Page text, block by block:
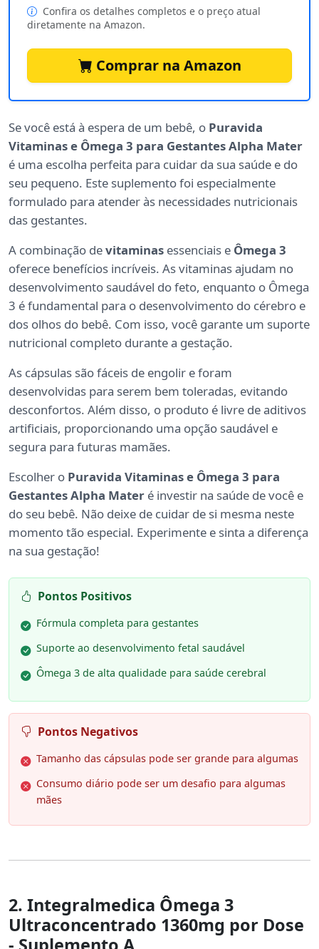
Confira os detalhes completos e o preço atual
diretamente na Amazon.
Comprar na Amazon
Se você está à espera de um bebê, o Puravida
Vitaminas e Ômega 3 para Gestantes Alpha Mater
é uma escolha perfeita para cuidar da sua saúde e do
seu pequeno. Este suplemento foi especialmente
formulado para atender às necessidades nutricionais
das gestantes.
A combinação devitaminas essenciais e Ômega 3
oferece benefícios incríveis. As vitaminas ajudam no
desenvolvimento saudável do feto, enquanto o Ômega
3 é fundamental para o desenvolvimento do cérebro e
dos olhos do bebê. Com isso, você garante um suporte
nutricional completo durante a gestação.
As cápsulas são fáceis de engolir e foram
desenvolvidas para serem bem toleradas, evitando
desconfortos. Além disso, o produto é livre de aditivos
artificiais, proporcionando uma opção saudável e
segura para futuras mamães.
Escolher o Puravida Vitaminas e Ômega 3 para
Gestantes Alpha Mater é investir na saúde de você e
do seu bebê. Não deixe de cuidar de si mesma neste
momento tão especial. Experimente e sinta a diferença
na sua gestação!
Pontos Positivos
Fórmula completa para gestantes
Suporte ao desenvolvimento fetal saudável
Ômega 3 de alta qualidade para saúde cerebral
Pontos Negativos
Tamanho das cápsulas pode ser grande para algumas
Consumo diário pode ser um desafio para algumas
mães
2. Integralmedica Ômega 3
Ultraconcentrado 1360mg por Dose